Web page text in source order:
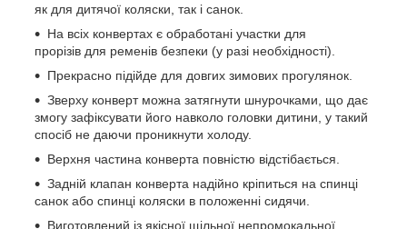
як для дитячої коляски, так і санок.
На всіх конвертах є обработані участки для
прорізів для ременів безпеки (у разі необхідності).
Прекрасно підійде для довгих зимових прогулянок.
Зверху конверт можна затягнути шнурочками, що дає
змогу зафіксувати його навколо головки дитини, у такий
спосіб не даючи проникнути холоду.
Верхня частина конверта повністю відстібається.
Задній клапан конверта надійно кріпиться на спинці
санок або спинці коляски в положенні сидячи.
Виготовлений із якісної щільної непромокальної